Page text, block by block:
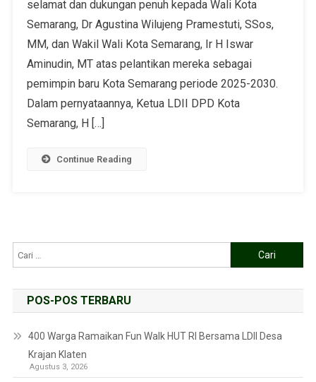
selamat dan dukungan penuh kepada Wali Kota
Semarang, Dr Agustina Wilujeng Pramestuti, SSos,
MM, dan Wakil Wali Kota Semarang, Ir H Iswar
Aminudin, MT atas pelantikan mereka sebagai
pemimpin baru Kota Semarang periode 2025-2030.
Dalam pernyataannya, Ketua LDII DPD Kota
Semarang, H […]
Continue Reading
POS-POS TERBARU
400 Warga Ramaikan Fun Walk HUT RI Bersama LDII Desa
Krajan Klaten
Agustus 3, 2026